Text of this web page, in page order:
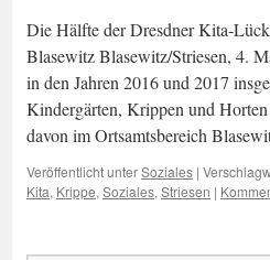
Die Hälfte der Dresdner Kita-
Blasewitz Blasewitz/Striesen, 4.
in den Jahren 2016 und 2017
Kindergärten, Krippen und
davon im Ortsamtsbereich
Veröffentlicht unterSoziales |
Kita, Krippe, Soziales, Striesen |